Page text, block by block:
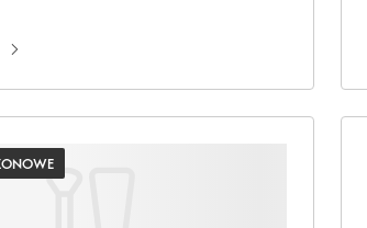
na
samolotu:
które powinieneś
zapewnią Ci świeży wygląd